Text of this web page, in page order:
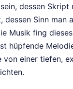
dessen Skript
dessen Sinn man
Musik fing
hüpfende
einer tiefen,